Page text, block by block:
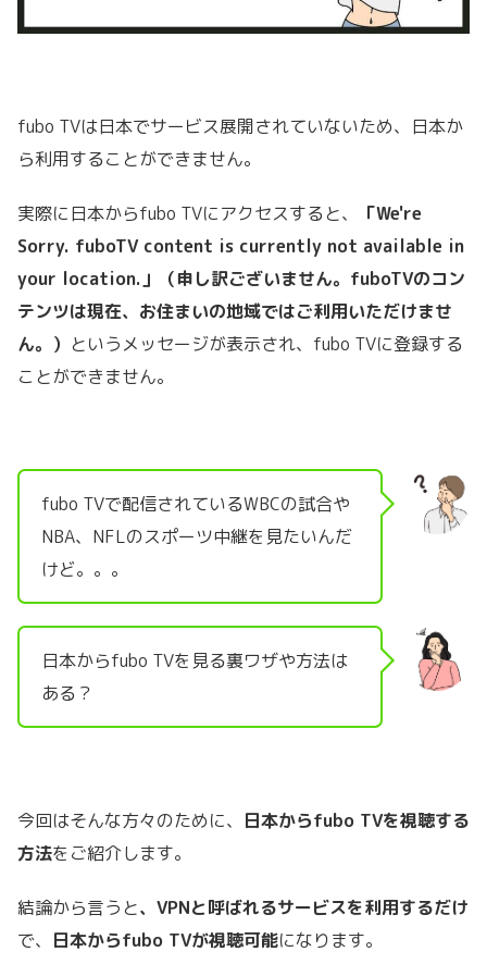
fubo TVは日本でサービス展開されていないため、日本か
ら利用することができません。
実際に日本からfubo TVにアクセスすると、
「We're
Sorry. fuboTV content is currently not available in
your location.」（申し訳ございません。fuboTVのコン
テンツは現在、お住まいの地域ではご利用いただけませ
ん。） というメッセージが表示され、fubo TVに登録する
ことができません。
fubo TVで配信されているWBCの試合や
NBA、NFLのスポーツ中継を見たいんだ
けど。。。
日本からfubo TVを見る裏ワザや方法は
ある？
今回はそんな方々のために、 日本からfubo TVを視聴する
方法をご紹介します。
結論から言うと、VPNと呼ばれるサービスを利用するだけ
で、 日本からfubo TVが視聴可能になります。